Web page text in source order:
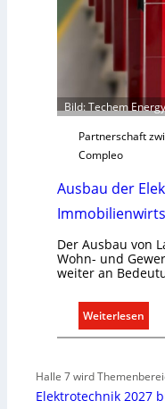
g
h
t
e
a
s
e
n
n
r
g
e
Bild: Techem
Partnerschaft
Compleo
Ausbau der
Der Ausbau von
Wohn- und
weiter an
Weiterlesen
A
b
Halle 7 wird
Elektrotechnik 2027